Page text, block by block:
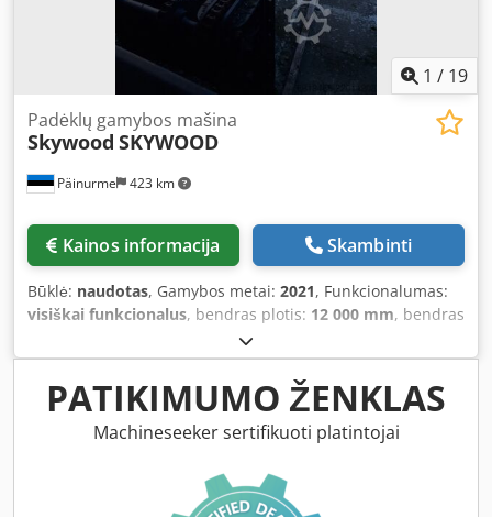
1 / 19
Päinurme 423 km
Padėklų gamybos mašina
Skywood SKYWOOD
Kainos informacija Skambinti
Būklė: naudotas, Gamybos metai: 2021, Funkcionalumas:
visiškai funkcionalus, bendras plotis: 12 000 mm, bendras
, įėjimo srovė:
skaičius:1, vietos reikalavimas ilgis:30 000 mm, Pilnai
komplektuota paletinės lentos gamybos linija: rąstų
estakada, išilginių pjūvių pjūklas, medžiagos atskirtuvas,
centriklis, daugiagrandinė išilginių pjūvių pjūklas, seimeris,
pjuvenų ir drožlių atskirtuvas. Dkodpoy U Ikasfx Abxjr
PATIKIMUMO ŽENKLAS
Machineseeker sertifikuoti platintojai